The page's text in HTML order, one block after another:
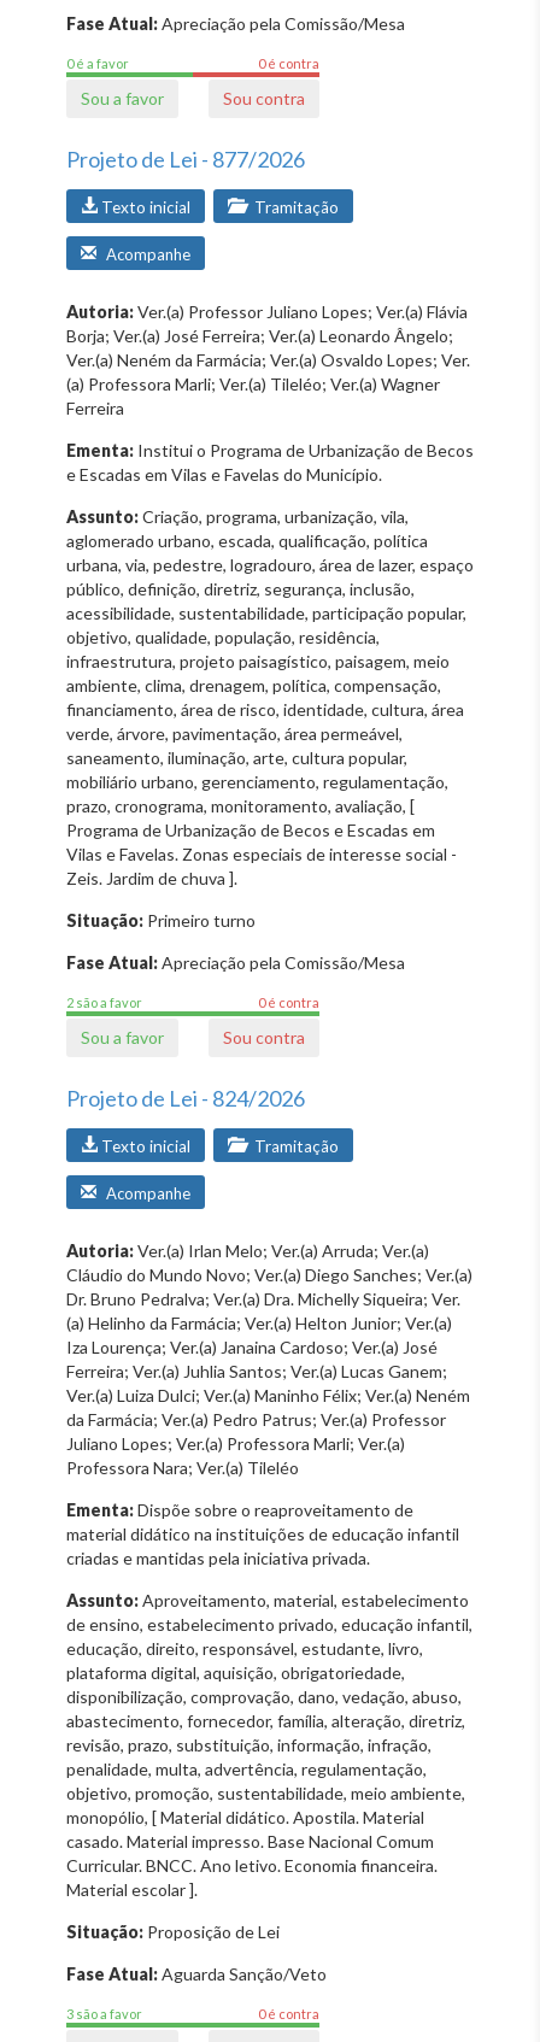
Fase Atual:Apreciação pela Comissão/Mesa
0 é a favor 0 é contra
Sou a favor Sou contra
Projeto de Lei - 877/2026
Texto inicial Tramitação
Acompanhe
Autoria:Ver.(a) Professor Juliano Lopes; Ver.(a) Flávia
Borja; Ver.(a) José Ferreira; Ver.(a) Leonardo Ângelo;
Ver.(a) Neném da Farmácia; Ver.(a) Osvaldo Lopes; Ver.
(a) Professora Marli; Ver.(a) Tileléo; Ver.(a) Wagner
Ferreira
Ementa: Institui o Programa de Urbanização de Becos
e Escadas em Vilas e Favelas do Município.
Assunto:Criação, programa, urbanização, vila,
aglomerado urbano, escada, qualificação, política
urbana, via, pedestre, logradouro, área de lazer, espaço
público, definição, diretriz, segurança, inclusão,
acessibilidade, sustentabilidade, participação popular,
objetivo, qualidade, população, residência,
infraestrutura, projeto paisagístico, paisagem, meio
ambiente, clima, drenagem, política, compensação,
financiamento, área de risco, identidade, cultura, área
verde, árvore, pavimentação, área permeável,
saneamento, iluminação, arte, cultura popular,
mobiliário urbano, gerenciamento, regulamentação,
prazo, cronograma, monitoramento, avaliação, [
Programa de Urbanização de Becos e Escadas em
Vilas e Favelas. Zonas especiais de interesse social -
Zeis. Jardim de chuva ].
Situação: Primeiro turno
Fase Atual:Apreciação pela Comissão/Mesa
2 são a favor 0 é contra
Sou a favor Sou contra
Projeto de Lei - 824/2026
Texto inicial Tramitação
Acompanhe
Autoria:Ver.(a) Irlan Melo; Ver.(a) Arruda; Ver.(a)
Cláudio do Mundo Novo; Ver.(a) Diego Sanches; Ver.(a)
Dr. Bruno Pedralva; Ver.(a) Dra. Michelly Siqueira; Ver.
(a) Helinho da Farmácia; Ver.(a) Helton Junior; Ver.(a)
Iza Lourença; Ver.(a) Janaina Cardoso; Ver.(a) José
Ferreira; Ver.(a) Juhlia Santos; Ver.(a) Lucas Ganem;
Ver.(a) Luiza Dulci; Ver.(a) Maninho Félix; Ver.(a) Neném
da Farmácia; Ver.(a) Pedro Patrus; Ver.(a) Professor
Juliano Lopes; Ver.(a) Professora Marli; Ver.(a)
Professora Nara; Ver.(a) Tileléo
Ementa:Dispõe sobre o reaproveitamento de
material didático na instituições de educação infantil
criadas e mantidas pela iniciativa privada.
Assunto:Aproveitamento, material, estabelecimento
de ensino, estabelecimento privado, educação infantil,
educação, direito, responsável, estudante, livro,
plataforma digital, aquisição, obrigatoriedade,
disponibilização, comprovação, dano, vedação, abuso,
abastecimento, fornecedor, família, alteração, diretriz,
revisão, prazo, substituição, informação, infração,
penalidade, multa, advertência, regulamentação,
objetivo, promoção, sustentabilidade, meio ambiente,
monopólio, [ Material didático. Apostila. Material
casado. Material impresso. Base Nacional Comum
Curricular. BNCC. Ano letivo. Economia financeira.
Material escolar ].
Situação: Proposição de Lei
Fase Atual:Aguarda Sanção/Veto
3 são a favor 0 é contra